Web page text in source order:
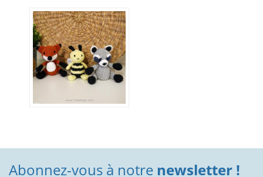
Abonnez-vous à notre newsletter !